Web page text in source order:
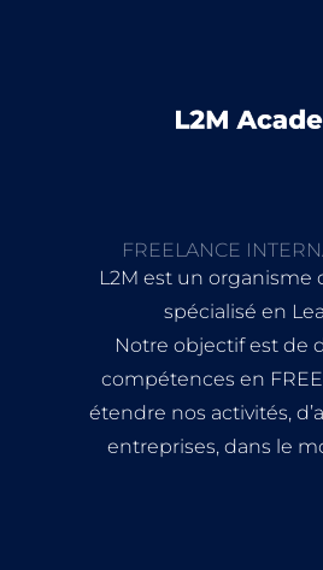
FREELANCE
L2M est un organisme
spécialisé en
Notre objectif est de
compétences en
étendre nos activités,
entreprises, dans le